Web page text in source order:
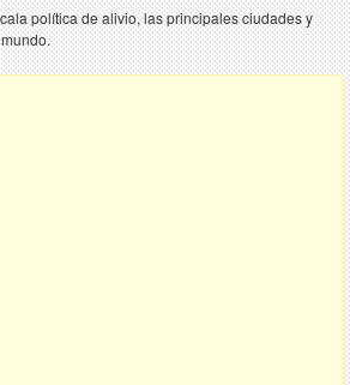
política de alivio, las principales ciudades y